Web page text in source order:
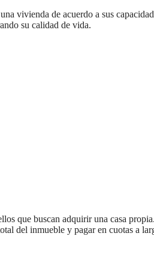
vivienda de acuerdo a sus
su calidad de vida.
que buscan adquirir una casa
del inmueble y pagar en cuotas a